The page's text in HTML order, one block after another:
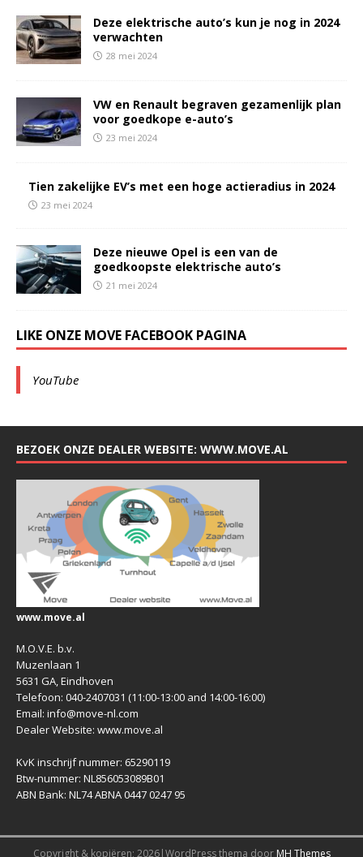
Deze elektrische auto’s kun je nog in 2024
verwachten
28 mei 2024
VW en Renault begraven gezamenlijk plan
voor goedkope e-auto’s
23 mei 2024
Tien zakelijke EV’s met een hoge actieradius in 2024
23 mei 2024
Deze nieuwe Opel is een van de
goedkoopste elektrische auto’s
21 mei 2024
LIKE ONZE MOVE FACEBOOK PAGINA
YouTube
BEZOEK ONZE DEALER WEBSITE: WWW.MOVE.AL
www.move.al
M.O.V.E. b.v.
Muzenlaan 1
5631 GA, Eindhoven
Telefoon: 040-2407031 (11:00-13:00 and 14:00-16:00)
Email: info@move-nl.com
Dealer Website: www.move.al
KvK inschrijf nummer: 65290119
Btw-nummer: NL856053089B01
ABN Bank: NL74 ABNA 0447 0247 95
Copyright & kopiëren; 2026|WordPress thema door MH Themes